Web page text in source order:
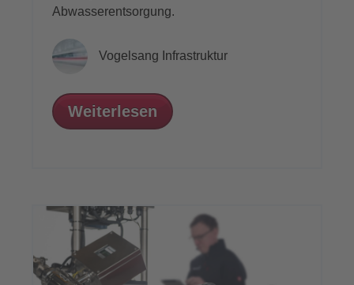
Abwasserentsorgung.
Vogelsang Infrastruktur
Weiterlesen